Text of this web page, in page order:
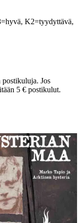
K2=tyydyttävä,
Jos
5 € postikulut.